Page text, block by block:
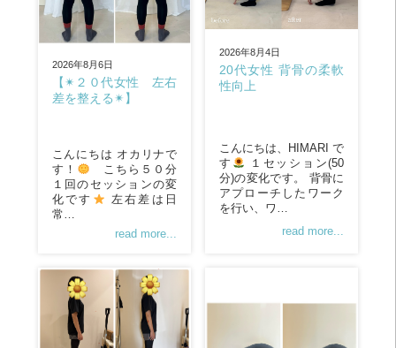
2026年8月6日
【✴︎２０代女性 左右
差を整える✴︎】
こんにちは オカリナで
す！
こちら５０分
１回のセッションの変
化です
左右差は日
常…
read more...
2026年8月4日
20代女性 背骨の柔軟
性向上
こんにちは、HIMARI で
す
１セッション(50
分)の変化です。 背骨に
アプローチしたワーク
を行い、ワ…
read more...